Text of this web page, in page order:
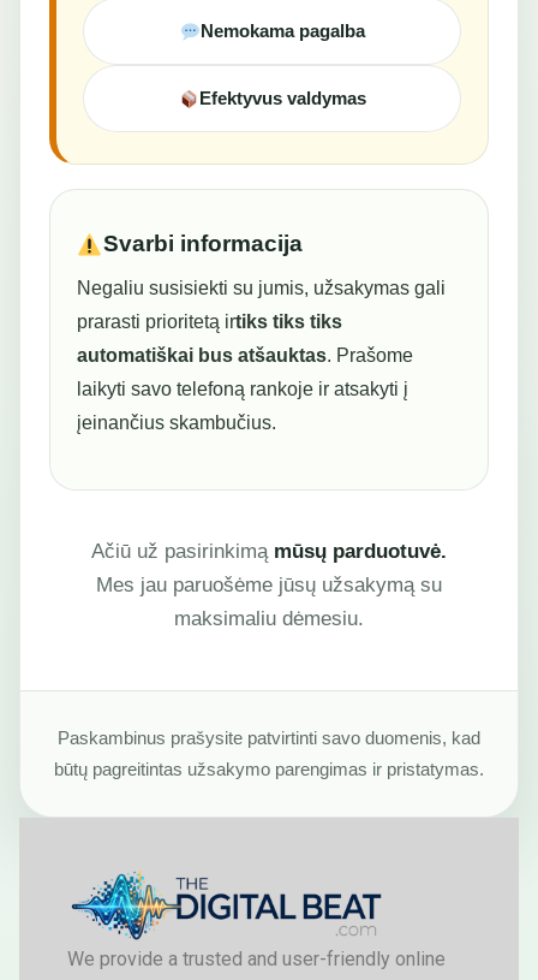
Nemokama pagalba
Efektyvus valdymas
Svarbi informacija
Negaliu susisiekti su jumis, užsakymas gali
prarasti prioritetą irtiks tiks tiks
automatiškai bus atšauktas. Prašome
laikyti savo telefoną rankoje ir atsakyti į
įeinančius skambučius.
Ačiū už pasirinkimą mūsų parduotuvė.
Mes jau paruošėme jūsų užsakymą su
maksimaliu dėmesiu.
Paskambinus prašysite patvirtinti savo duomenis, kad
būtų pagreitintas užsakymo parengimas ir pristatymas.
We provide a trusted and user-friendly online